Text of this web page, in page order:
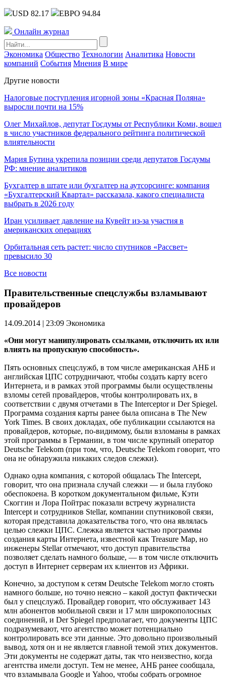
USD 82.17 ЕВРО 94.84
Онлайн журнал
Экономика Общество Технологии Аналитика Новости
компаний События Мнения В мире
Другие новости
Налоговые поступления игорной зоны «Красная Поляна»
выросли почти на 15%
Олег Михайлов, депутат Госдумы от Республики Коми, вошел
в число участников федерального рейтинга политической
влиятельности
Мария Бутина укрепила позиции среди депутатов Госдумы
РФ: мнение аналитиков
Бухгалтер в штате или бухгалтер на аутсорсинге: компания
«Бухгалтерский Квартал» рассказала, какого специалиста
выбрать в 2026 году
Иран усиливает давление на Кувейт из-за участия в
американских операциях
Орбитальная сеть растет: число спутников «Рассвет»
превысило 30
Все новости
Правительственные спецслужбы взламывают
провайдеров
14.09.2014 | 23:09 Экономика
«Они могут манипулировать ссылками, отключить их или
влиять на пропускную способность».
Пять основных спецслужб, в том числе американская АНБ и
английская ЦПС сотрудничают, чтобы создать карту всего
Интернета, и в рамках этой программы были осуществлены
взломы сетей провайдеров, чтобы контролировать их, в
соответствии с двумя отчетами в The Interceptor и Der Spiegel.
Программа создания карты ранее была описана в The New
York Times. В своих докладах, обе публикации ссылаются на
провайдеров, которые, по-видимому, были взломаны в рамках
этой программы в Германии, в том числе крупный оператор
Deutsche Telekom (при том, что, Deutsche Telekom говорит, что
она не обнаружила никаких следов слежки).
Однако одна компания, с которой общалась The Intercept,
говорит, что она признала случай слежки — и была глубоко
обеспокоена. В коротком документальном фильме, Кэти
Скоггин и Лора Пойтрас показали встречу журналиста
Intercept и сотрудников Stellar, компании спутниковой связи,
которая представила доказательства того, что она являлась
целью слежки ЦПС. Слежка является частью программы
создания карты Интернета, известной как Treasure Map, но
инженеры Stellar отмечают, что доступ правительства
позволяет сделать намного больше, — в том числе отключить
доступ в Интернет серверам их клиентов из Африки.
Конечно, за доступом к сетям Deutsche Telekom могло стоять
намного больше, но точно неясно – какой доступ фактически
был у спецслужб. Провайдер говорит, что обслуживает 143
млн абонентов мобильной связи и 17 млн широкополосных
соединений, и Der Spiegel предполагает, что документы ЦПС
подразумевают, что агентство может потенциально
контролировать все эти данные. Это довольно произвольный
вывод, хотя он и не является главной темой этих документов.
Эти документы не содержат даты, так что неизвестно, когда
агентства имели доступ. Тем не менее, АНБ ранее сообщала,
что взламывала Google и Yahoo, чтобы собрать огромное